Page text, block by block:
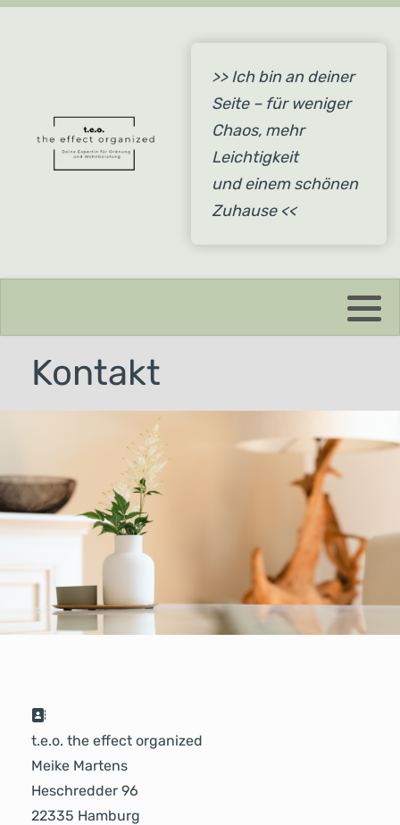
>> Ich bin an deiner
Seite – für weniger
Chaos, mehr
Leichtigkeit
und einem schönen
Zuhause <<
Kontakt
Adresse:
t.e.o. the effect organized
Meike Martens
Heschredder 96
22335 Hamburg